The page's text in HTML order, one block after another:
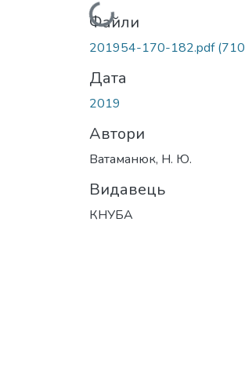
Вантажиться...
Файли
201954-170-182.pdf
Дата
2019
Автори
Ватаманюк, Н. Ю.
Видавець
КНУБА